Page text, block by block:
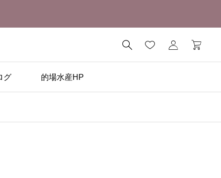

グ 的場水産HP